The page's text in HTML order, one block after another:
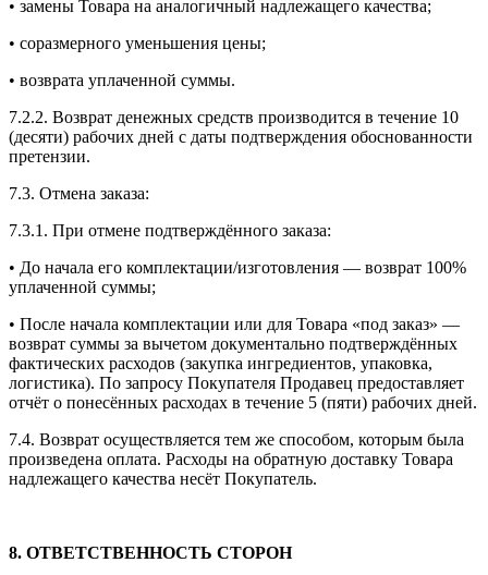
• замены Товара на аналогичный надлежащего качества;
• соразмерного уменьшения цены;
• возврата уплаченной суммы.
7.2.2. Возврат денежных средств производится в течение 10
(десяти) рабочих дней с даты подтверждения обоснованности
претензии.
7.3. Отмена заказа:
7.3.1. При отмене подтверждённого заказа:
• До начала его комплектации/изготовления — возврат 100%
уплаченной суммы;
• После начала комплектации или для Товара «под заказ» —
возврат суммы за вычетом документально подтверждённых
фактических расходов (закупка ингредиентов, упаковка,
логистика). По запросу Покупателя Продавец предоставляет
отчёт о понесённых расходах в течение 5 (пяти) рабочих дней.
7.4. Возврат осуществляется тем же способом, которым была
произведена оплата. Расходы на обратную доставку Товара
надлежащего качества несёт Покупатель.
8. ОТВЕТСТВЕННОСТЬ СТОРОН